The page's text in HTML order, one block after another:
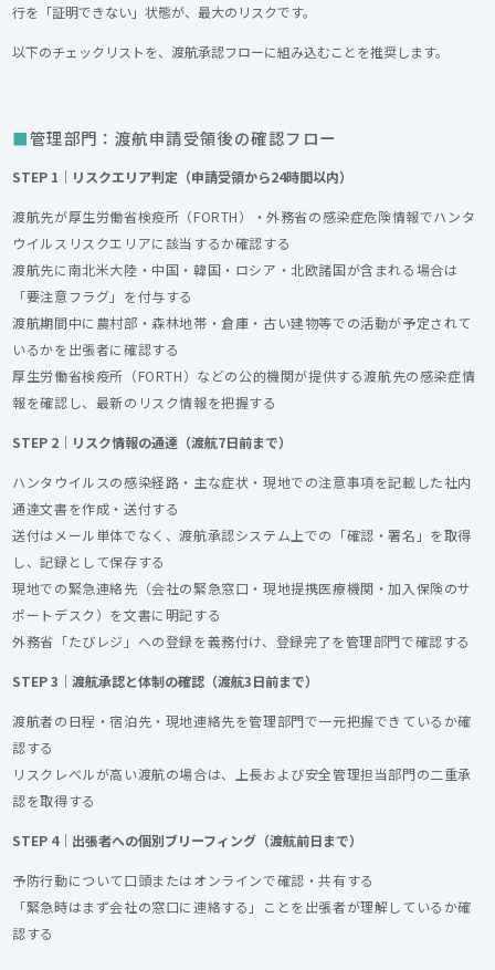
行を「証明できない」状態が、最大のリスクです。
以下のチェックリストを、渡航承認フローに組み込むことを推奨します。
管理部門：渡航申請受領後の確認フロー
STEP 1｜リスクエリア判定（申請受領から24時間以内）
渡航先が厚生労働省検疫所（FORTH）・外務省の感染症危険情報でハンタ
ウイルスリスクエリアに該当するか確認する
渡航先に南北米大陸・中国・韓国・ロシア・北欧諸国が含まれる場合は
「要注意フラグ」を付与する
渡航期間中に農村部・森林地帯・倉庫・古い建物等での活動が予定されて
いるかを出張者に確認する
厚生労働省検疫所（FORTH）などの公的機関が提供する渡航先の感染症情
報を確認し、最新のリスク情報を把握する
STEP 2｜リスク情報の通達（渡航7日前まで）
ハンタウイルスの感染経路・主な症状・現地での注意事項を記載した社内
通達文書を作成・送付する
送付はメール単体でなく、渡航承認システム上での「確認・署名」を取得
し、記録として保存する
現地での緊急連絡先（会社の緊急窓口・現地提携医療機関・加入保険のサ
ポートデスク）を文書に明記する
外務省「たびレジ」への登録を義務付け、登録完了を管理部門で確認する
STEP 3｜渡航承認と体制の確認（渡航3日前まで）
渡航者の日程・宿泊先・現地連絡先を管理部門で一元把握できているか確
認する
リスクレベルが高い渡航の場合は、上長および安全管理担当部門の二重承
認を取得する
STEP 4｜出張者への個別ブリーフィング（渡航前日まで）
予防行動について口頭またはオンラインで確認・共有する
「緊急時はまず会社の窓口に連絡する」ことを出張者が理解しているか確
認する